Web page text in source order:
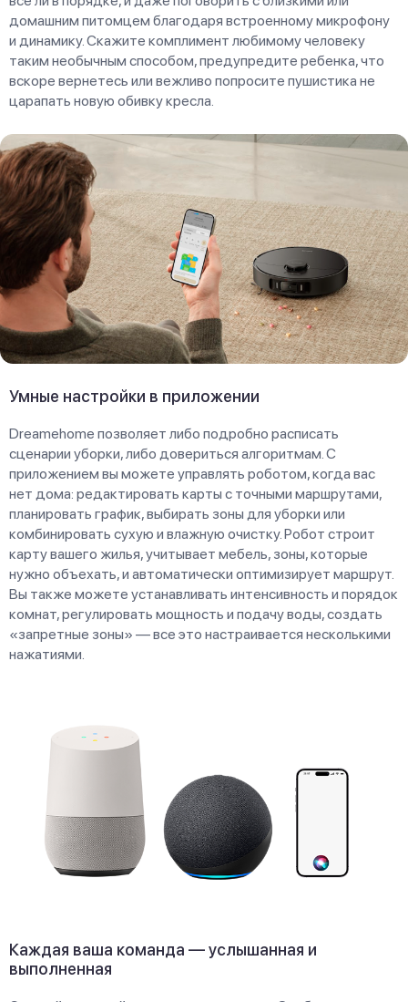
домашним питомцем благодаря встроенному микрофону
и динамику. Скажите комплимент любимому человеку
таким необычным способом, предупредите ребенка, что
вскоре вернетесь или вежливо попросите пушистика не
царапать новую обивку кресла.
Умные настройки в приложении
Dreamehome позволяет либо подробно расписать
сценарии уборки, либо довериться алгоритмам. С
приложением вы можете управлять роботом, когда вас
нет дома: редактировать карты с точными маршрутами,
планировать график, выбирать зоны для уборки или
комбинировать сухую и влажную очистку. Робот строит
карту вашего жилья, учитывает мебель, зоны, которые
нужно объехать, и автоматически оптимизирует маршрут.
Вы также можете устанавливать интенсивность и порядок
комнат, регулировать мощность и подачу воды, создать
«запретные зоны» — все это настраивается несколькими
нажатиями.
Каждая ваша команда — услышанная и
выполненная